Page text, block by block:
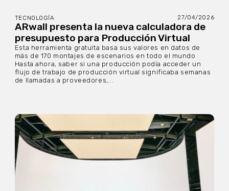
TECNOLOGÍA 27/04/2026
ARwall presenta la nueva calculadora de
presupuesto para Producción Virtual
Esta herramienta gratuita basa sus valores en datos de
más de 170 montajes de escenarios en todo el mundo
Hasta ahora, saber si una producción podía acceder un
flujo de trabajo de producción virtual significaba semanas
de llamadas a proveedores,...